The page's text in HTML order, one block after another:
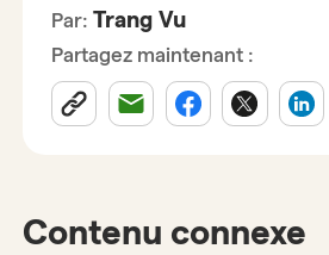
Par: Trang Vu
Partagez maintenant :
Contenu connexe